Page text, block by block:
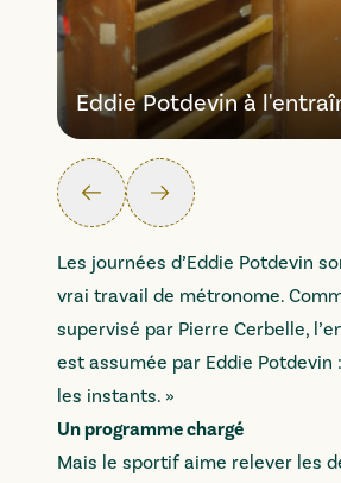
Eddie Potdevin à
Précédent Suivant
Les journées d’Eddie Potdevin
vrai travail de métronome.
supervisé par Pierre Cerbelle,
est assumée par Eddie
les instants. »
Un programme chargé
Mais le sportif aime relever les